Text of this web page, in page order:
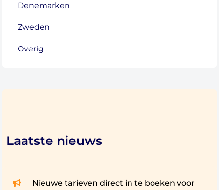
Zuid-Holland
Amsterdam
Almere
Breda
Arnhem
Denemarken
Zweden
Overig
Laatste nieuws
Nieuwe tarieven direct in te boeken voor